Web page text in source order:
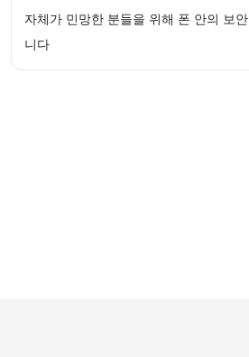
자체가 민망한 분들을 위해 폰 안의 보
니다